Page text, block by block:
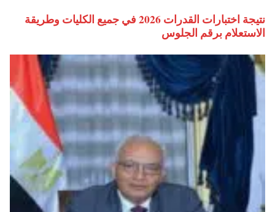
نتيجة اختبارات القدرات 2026 في جميع الكليات وطريقة
الاستعلام برقم الجلوس